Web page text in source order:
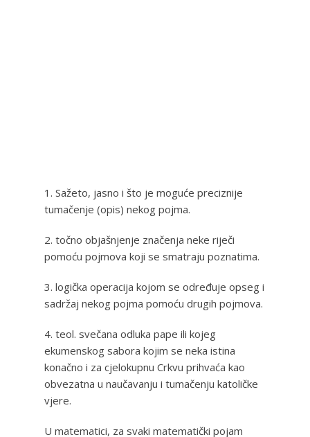
1. Sažeto, jasno i što je moguće preciznije
tumačenje (opis) nekog pojma.
2. točno objašnjenje značenja neke riječi
pomoću pojmova koji se smatraju poznatima.
3. logička operacija kojom se određuje opseg i
sadržaj nekog pojma pomoću drugih pojmova.
4. teol. svečana odluka pape ili kojeg
ekumenskog sabora kojim se neka istina
konačno i za cjelokupnu Crkvu prihvaća kao
obvezatna u naučavanju i tumačenju katoličke
vjere.
U matematici, za svaki matematički pojam